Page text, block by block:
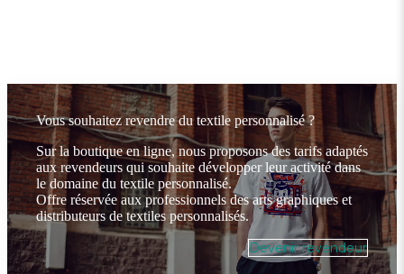
Vous souhaitez revendre du textile personnalisé ?
Sur la boutique en ligne, nous proposons des tarifs adaptés
aux revendeurs qui souhaite développer leur activité dans
le domaine du textile personnalisé.
Offre réservée aux professionnels des arts graphiques et
distributeurs de textiles personnalisés.
Devenir revendeur